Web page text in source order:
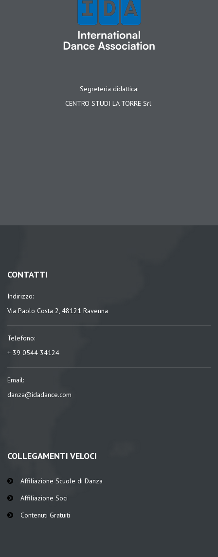
Segreteria didattica:
CENTRO STUDI LA TORRE Srl
CONTATTI
Indirizzo:
Via Paolo Costa 2, 48121 Ravenna
Telefono:
+ 39 0544 34124
Email:
danza@idadance.com
COLLEGAMENTI VELOCI
Affiliazione Scuole di Danza
Affiliazione Soci
Contenuti Gratuiti